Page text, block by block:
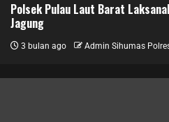
Polsek Pulau Laut Barat
Jagung
3 bulan ago Admin Sihumas